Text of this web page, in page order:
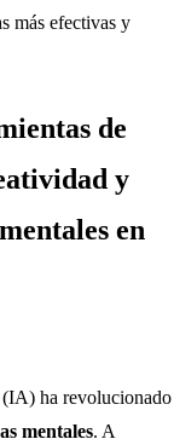
más efectivas y
de
y
en
(IA) ha revolucionado
mentales. A